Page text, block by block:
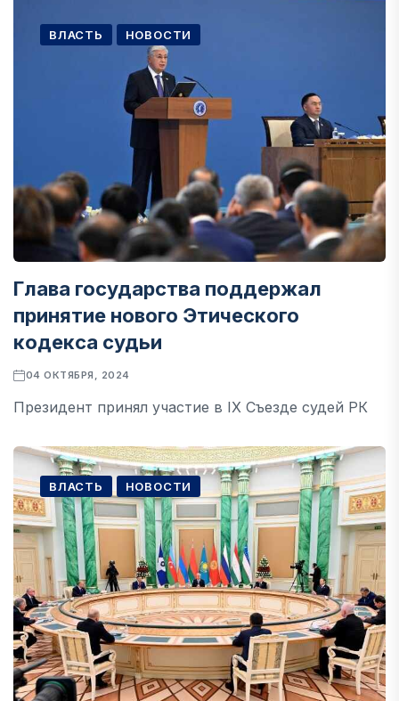
ВЛАСТЬ НОВОСТИ
Глава государства поддержал
принятие нового Этического
кодекса судьи
04 ОКТЯБРЯ, 2024
Президент принял участие в IX Съезде судей РК
ВЛАСТЬ НОВОСТИ